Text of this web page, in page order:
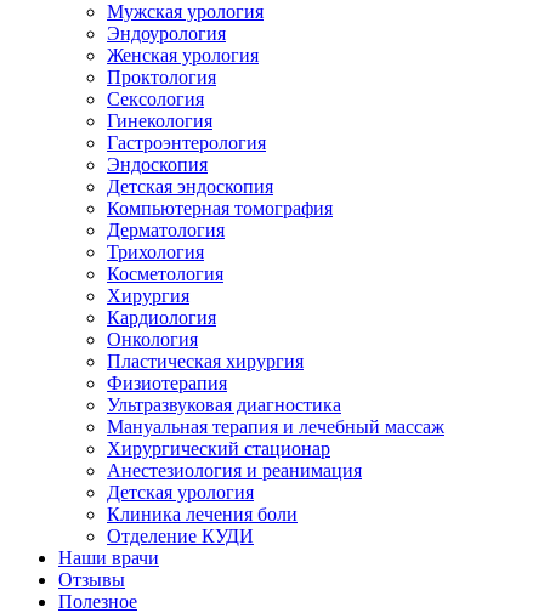
Мужская урология
Эндоурология
Женская урология
Проктология
Сексология
Гинекология
Гастроэнтерология
Эндоскопия
Детская эндоскопия
Компьютерная томография
Дерматология
Трихология
Косметология
Хирургия
Кардиология
Онкология
Пластическая хирургия
Физиотерапия
Ультразвуковая диагностика
Мануальная терапия и лечебный массаж
Хирургический стационар
Анестезиология и реанимация
Детская урология
Клиника лечения боли
Отделение КУДИ
Наши врачи
Отзывы
Полезное